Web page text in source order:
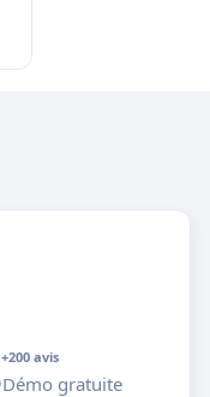
+200 avis
Démo gratuite